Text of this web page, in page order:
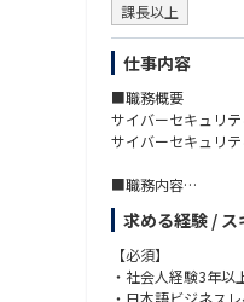
課長以上
仕事内容
■職務概要
サイバーセキュリ
サイバーセキュリ
■職務内容
クライアントが直
■プロジェクト事例
リスク把握・評価
セキュリティ戦略
求める経験 / ス
【必須】
・社会人経験3年以